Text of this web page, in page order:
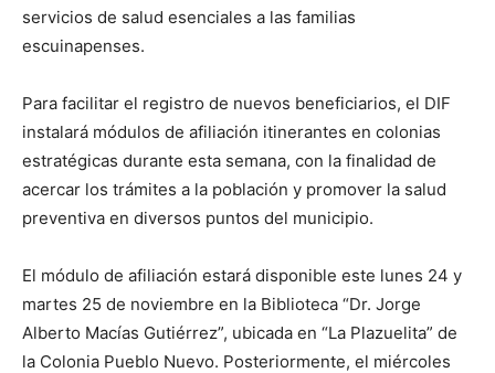
servicios de salud esenciales a las familias
escuinapenses.
Para facilitar el registro de nuevos beneficiarios, el DIF
instalará módulos de afiliación itinerantes en colonias
estratégicas durante esta semana, con la finalidad de
acercar los trámites a la población y promover la salud
preventiva en diversos puntos del municipio.
El módulo de afiliación estará disponible este lunes 24 y
martes 25 de noviembre en la Biblioteca “Dr. Jorge
Alberto Macías Gutiérrez”, ubicada en “La Plazuelita” de
la Colonia Pueblo Nuevo. Posteriormente, el miércoles